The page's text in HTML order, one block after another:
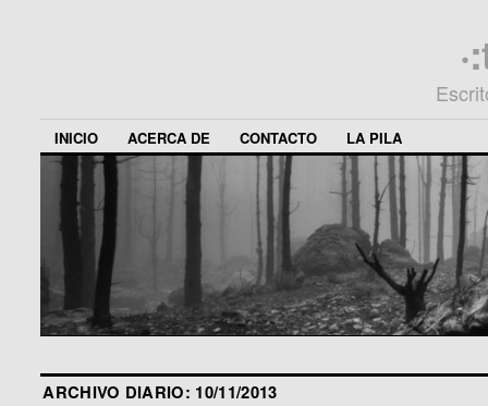
INICIO ACERCA DE CONTACTO LA PILA
ARCHIVO DIARIO: 10/11/2013